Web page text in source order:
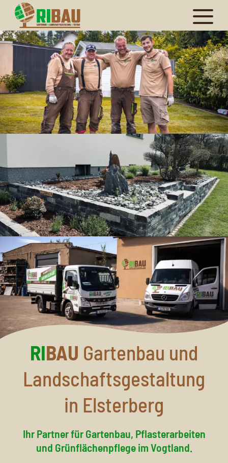
RIBAU Gartenbau und
Landschaftsgestaltung
in Elsterberg
Ihr Partner für Gartenbau, Pflasterarbeiten
und Grünflächenpflege im Vogtland.